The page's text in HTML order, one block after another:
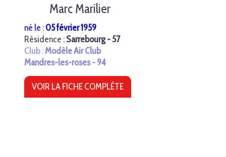
Marc Marilier
né le :05 février 1959
Résidence :Sarrebourg - 57
Club :Modèle Air Club
Mandres-les-roses - 94
VOIR LA FICHE COMPLÈTE